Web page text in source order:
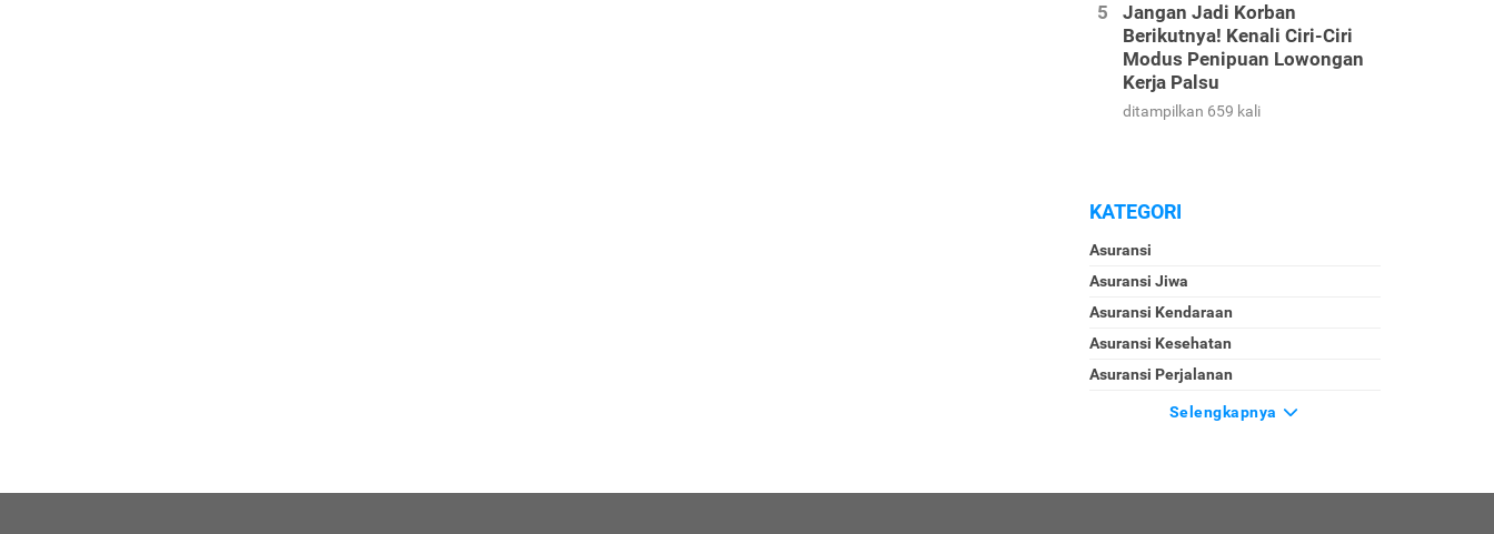
Jangan Jadi Korban
Berikutnya! Kenali Ciri-Ciri
Modus Penipuan Lowongan
Kerja Palsu
ditampilkan 659 kali
KATEGORI
Asuransi
Asuransi Jiwa
Asuransi Kendaraan
Asuransi Kesehatan
Asuransi Perjalanan
Selengkapnya